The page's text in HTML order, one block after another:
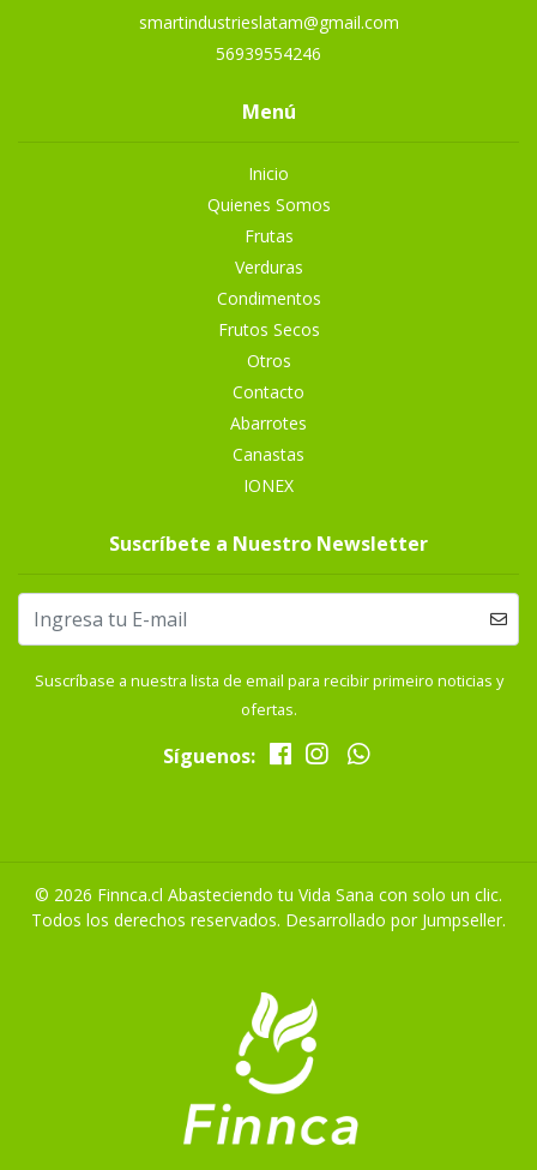
smartindustrieslatam@gmail.com
56939554246
Menú
Inicio
Quienes Somos
Frutas
Verduras
Condimentos
Frutos Secos
Otros
Contacto
Abarrotes
Canastas
IONEX
Suscríbete a Nuestro Newsletter
Suscríbase a nuestra lista de email para recibir primeiro noticias y
ofertas.
Síguenos:
© 2026 Finnca.cl Abasteciendo tu Vida Sana con solo un clic.
Todos los derechos reservados. Desarrollado por Jumpseller.